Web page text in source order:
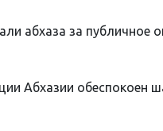
абхаза за публичное
Абхазии обеспокоен